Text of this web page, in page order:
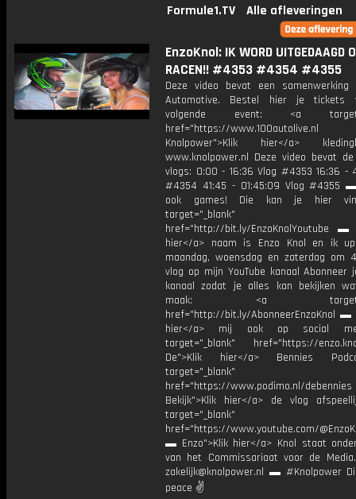
Formule1.TV
Alle afleveringen
EnzoKnol: IK WORD UITGEDAAGD
RACEN!! #4353 #4354 #4355
Deze video bevat een
Automotive. Bestel hier je tickets
volgende event: <a
href="https://
Knolpower">Klik hier</a>
www.knolpower.nl Deze video bevat
vlogs: 0:00 - 16:36 Vlog #4353 16:36 -
#4354 41:45 - 01:45:09 Vlog #4355
ook games! Die kan je hier
target="_blank"
href="http://bit.ly/EnzoKnolYoutube ▬
hier</a> naam is Enzo Knol en ik
maandag, woensdag en zaterdag om
vlog op mijn YouTube kanaal Abonneer
kanaal zodat je alles kan bekijken
maak: <a
href="http://bit.ly/AbonneerEnzoKnol ▬
hier</a> mij ook op social
target="_blank" href="https://
De">Klik hier</a> Bennies
target="_blank"
href="https://www.podimo.nl/debennies
Bekijk">Klik hier</a> de vlog
target="_blank"
href="https://www.youtube.com/
▬ Enzo">Klik hier</a> Knol staat
van het Commissariaat voor de
zakelijk@knolpower.nl ▬ #Knolpower
peace ✌